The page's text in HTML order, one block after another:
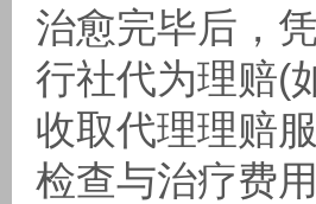
治愈完毕后，
行社代为理赔(
收取代理理赔
检查与治疗费